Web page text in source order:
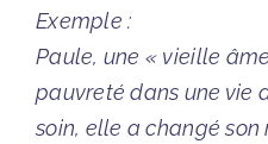
Exemple :
Paule, une « vieille
pauvreté dans une vie
soin, elle a changé son